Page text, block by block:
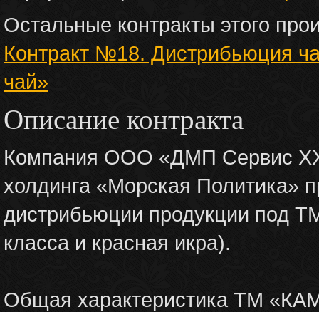
Остальные контракты этого
Контракт №18. Дистрибьюция
чай»
Описание контракта
Компания ООО «ДМП Сервис
холдинга «Морская Политика»
дистрибьюции продукции под
класса и красная икра).
Общая характеристика ТМ